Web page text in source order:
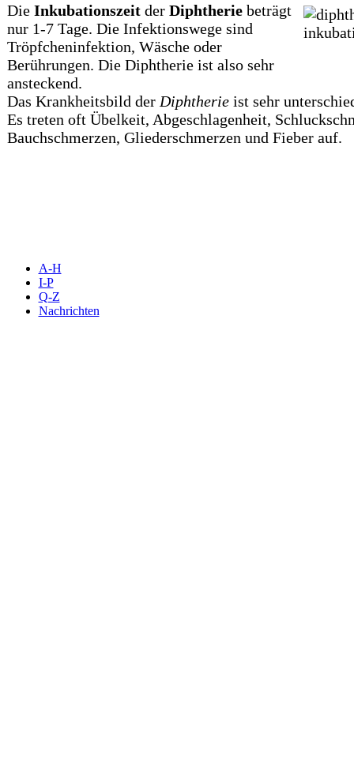
Die Inkubationszeitder Diphtheriebeträgt
nur 1-7 Tage. Die Infektionswege sind
Tröpfcheninfektion, Wäsche oder
Berührungen. Die Diphtherie ist also sehr
ansteckend.
Das Krankheitsbild der Diphtherieist sehr
Es treten oft Übelkeit, Abgeschlagenheit,
Bauchschmerzen, Gliederschmerzen und Fieber auf.
A-H
I-P
Q-Z
Nachrichten